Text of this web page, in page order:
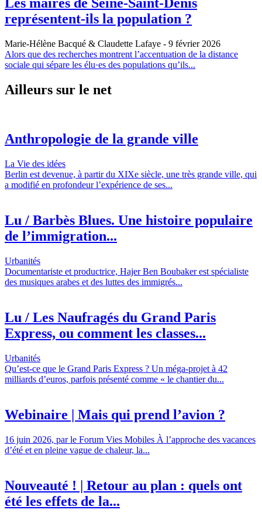
représentent-ils la population ?
Marie-Hélène Bacqué & Claudette Lafaye - 9 février 2026
Alors que des recherches montrent l’accentuation de la distance
sociale qui sépare les élu·es des populations qu’ils...
Ailleurs sur le net
Anthropologie de la grande ville
La Vie des idées
Berlin est devenue, à partir du XIXe siècle, une très grande ville, qui
a modifié en profondeur l’expérience de ses...
Lu / Barbès Blues. Une histoire populaire
de l’immigration...
Urbanités
Documentariste et productrice, Hajer Ben Boubaker est spécialiste
des musiques arabes et des luttes des immigrés...
Lu / Les Naufragés du Grand Paris
Express, ou comment les classes...
Urbanités
Qu’est-ce que le Grand Paris Express ? Un méga-projet à 42
milliards d’euros, parfois présenté comme « le chantier du...
Webinaire | Mais qui prend l’avion ?
16 juin 2026, par le Forum Vies Mobiles À l’approche des vacances
d’été et en pleine vague de chaleur, la...
Nouveauté ! | Retour au plan : quels ont
été les effets de la...